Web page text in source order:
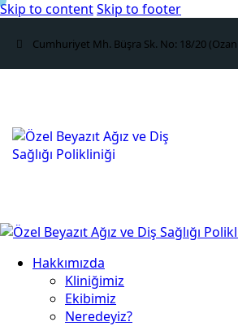
Skip to contentSkip to footer
Cumhuriyet Mh. Büşra Sk. No: 18/20
Hakkımızda
Kliniğimiz
Ekibimiz
Neredeyiz?